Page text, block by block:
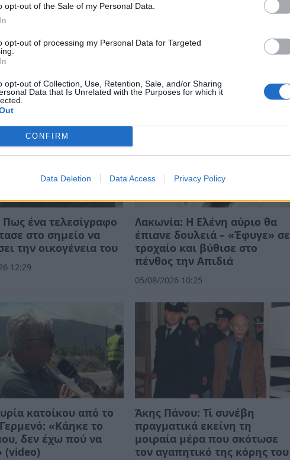
opt-out of the Sale of my Personal Data.
opt-out of processing my Personal Data for Targeted
opt-out of Collection, Use, Retention, Sale, and/or Sharing
Data that Is Unrelated with the Purposes for which it
CONFIRM
Data Deletion Data Access Privacy Policy
ένα τελεσίγραφο
στο σημείο να
την οικογένεια του
12:29
Λακωνία: Η Ελένη αύριο θα
έπιανε δουλειά – «Έφυγε» σε
τροχαίο και βύθισε στο
πένθος την Απιδιά
05/08/2026 10:25
κατοίκου από το
«Κάηκε το
δεν έχω πού να
(video)
Άκης Πάνου: Τί συνέβη
πραγματικά εκείνη τη
μοιραία μέρα που σκότωσε
τον αγαπητικό της κόρης του